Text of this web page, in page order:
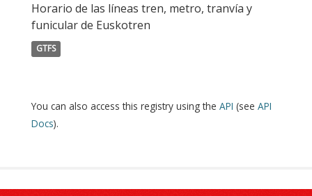
Horario de las líneas tren, metro, tranvía y
funicular de Euskotren
GTFS
You can also access this registry using the API (see API
Docs).